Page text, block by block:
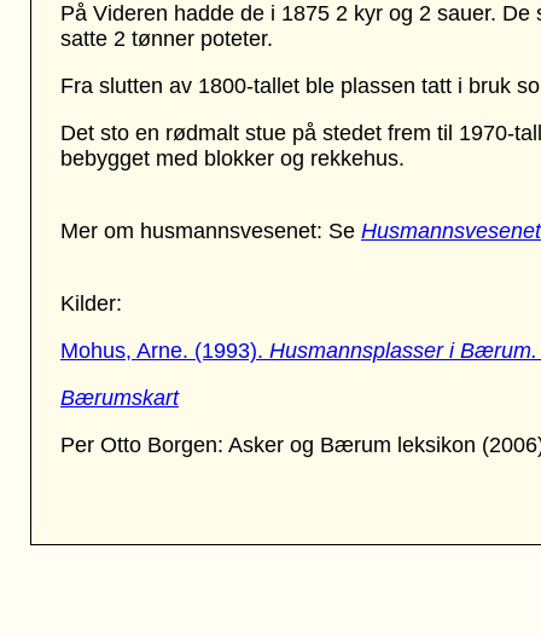
På Videren hadde de i 1875 2 kyr og 2 sauer.
satte 2 tønner poteter.
Fra slutten av 1800-tallet ble plassen tatt i bruk
Det sto en rødmalt stue på stedet frem til 1970-
bebygget med blokker og rekkehus.
Mer om husmannsvesenet: Se Husmannsvesenet
Kilder:
Mohus, Arne. (1993). Husmannsplasser i
Bærumskart
Per Otto Borgen: Asker og Bærum leksikon